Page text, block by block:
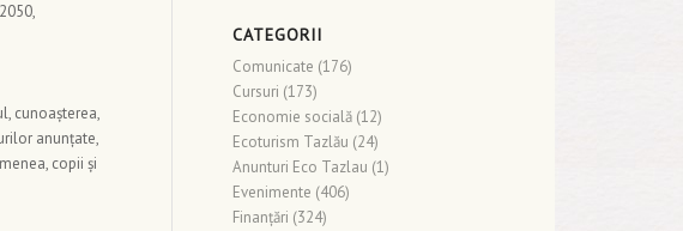
cunoașterea,
anunțate,
copii și
CATEGORII
Comunicate (176)
Cursuri (173)
Economie socială (12)
Ecoturism Tazlău (24)
Anunturi Eco Tazlau (1)
Evenimente (406)
Finanţări (324)